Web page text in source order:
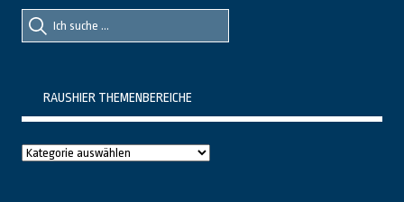
Suche
nach::
Suche
nach:
RAUSHIER THEMENBEREICHE
Raushier